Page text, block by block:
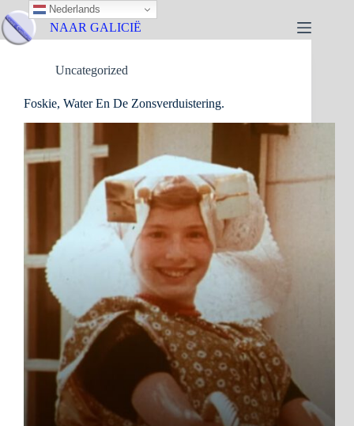
NAAR GALICIË
Uncategorized
Foskie, Water En De Zonsverduistering.
Nederlands